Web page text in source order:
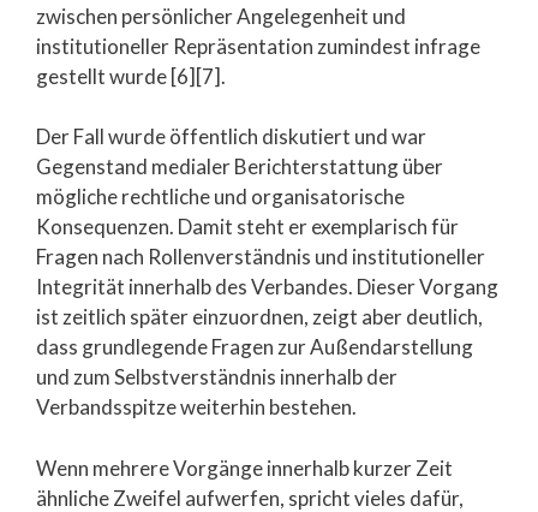
zwischen persönlicher Angelegenheit und
institutioneller Repräsentation zumindest infrage
gestellt wurde [6][7].
Der Fall wurde öffentlich diskutiert und war
Gegenstand medialer Berichterstattung über
mögliche rechtliche und organisatorische
Konsequenzen. Damit steht er exemplarisch für
Fragen nach Rollenverständnis und institutioneller
Integrität innerhalb des Verbandes. Dieser Vorgang
ist zeitlich später einzuordnen, zeigt aber deutlich,
dass grundlegende Fragen zur Außendarstellung
und zum Selbstverständnis innerhalb der
Verbandsspitze weiterhin bestehen.
Wenn mehrere Vorgänge innerhalb kurzer Zeit
ähnliche Zweifel aufwerfen, spricht vieles dafür,